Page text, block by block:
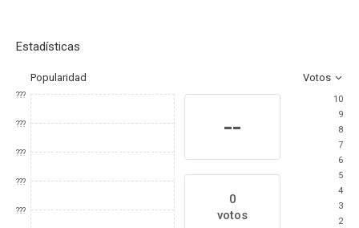
Estadísticas
Popularidad Votos
???
???
???
???
???
--
0
votos
10
9
8
7
6
5
4
3
2